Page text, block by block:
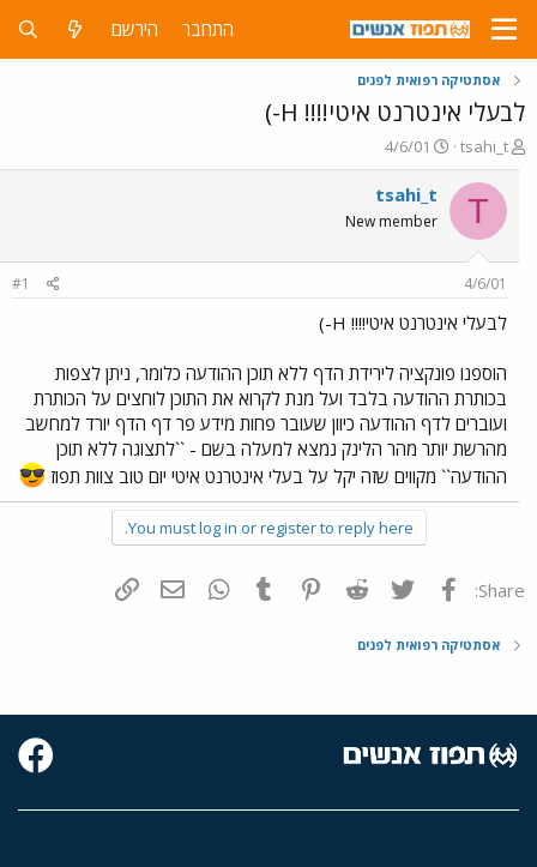
התחבר הירשם
אסתטיקה רפואית לפנים
לבעלי אינטרנט איטי!!!! H-)
פ
ו
ת
ח
ה
ש
א
tsahi_t
פ
ו
ר
ס
ם
ר
4/6/01
T
tsahi_t
New member
4/6/01
#1
לבעלי אינטרנט איטי!!!! H-)
הוספנו פונקציה לירידת הדף ללא תוכן ההודעה כלומר, ניתן לצפות
בכותרת ההודעה בלבד ועל מנת לקרוא את התוכן לוחצים על הכותרת
ועוברים לדף ההודעה כיוון שעובר פחות מידע פר דף הדף יורד למחשב
מהרשת יותר מהר הלינק נמצא למעלה בשם - ``לתצוגה ללא תוכן
ההודעה`` מקווים שזה יקל על בעלי אינטרנט איטי יום טוב צוות תפוז
You must log in or register to reply here.
Share: פייסבוק Twitter
Reddit
Pinterest
Tumblr
WhatsAppדואר אלקטרוני
אסתטיקה רפואית לפנים